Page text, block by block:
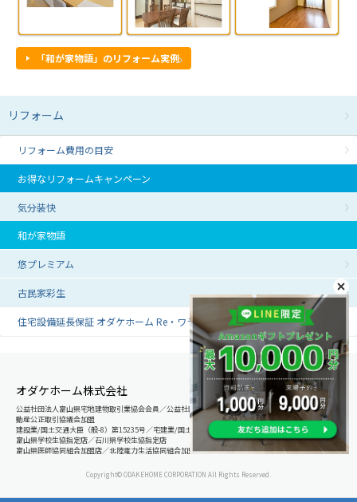
「和が家物語」のリフォーム実例
リフォーム
リフォーム費用の目安
お得なリフォームキャンペーン
気分装快
和が家物語
悠プレミアム
古民家彩生
住宅設備延長保証 オダケホーム Re・ワランティ
オダケホーム株式会社
公益社団法人富山県宅地建物取引業協会会員／公益社団法人石川県宅地建物取引業協会会員／北陸不
動産公正取引協議会加盟
建設業/国土交通大臣（般-8）第15235号／宅建業/国土交通大臣（8）第5025号
富山県学校生協指定店／石川県学校生協指定店
富山県医師協同組合加盟店／北陸電力生活協同組合加盟店
Copyright© ODAKEHOME CORPORATION All Rights Reserved.